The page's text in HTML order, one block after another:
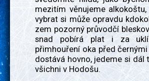
mezitím věnujeme
vybrat si může opravdu
zem pozorný průvodčí
snad pobírá plat i za
přimhouření oka před
dostává hovno, jedeme si dál
všichni v Hodošu.